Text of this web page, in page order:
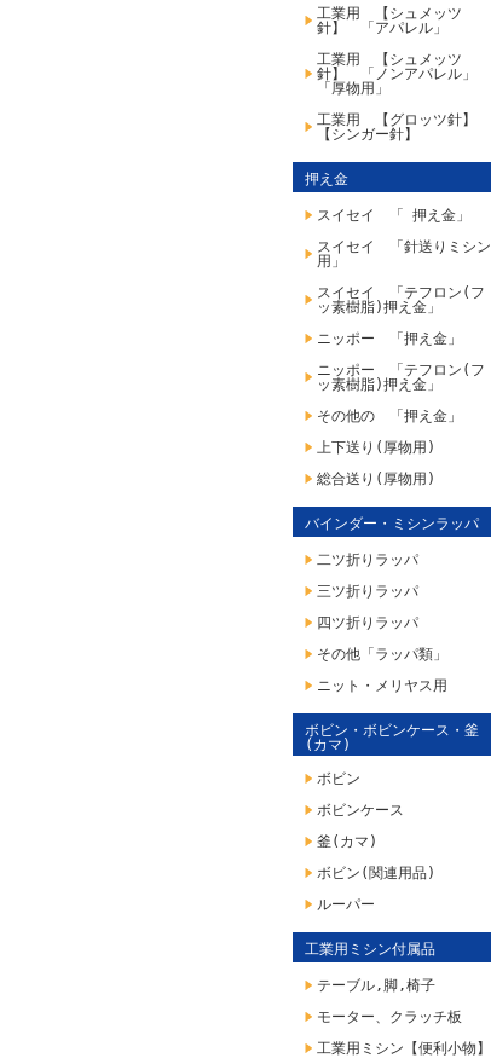
工業用 【シュメッツ
針】 「アパレル」
工業用 【シュメッツ
針】 「ノンアパレル」
「厚物用」
工業用 【グロッツ針】
【シンガー針】
押え金
スイセイ 「 押え金」
スイセイ 「針送りミシン
用」
スイセイ 「テフロン(フ
ッ素樹脂)押え金」
ニッポー 「押え金」
ニッポー 「テフロン(フ
ッ素樹脂)押え金」
その他の 「押え金」
上下送り(厚物用)
総合送り(厚物用)
バインダー・ミシンラッパ
二ツ折りラッパ
三ツ折りラッパ
四ツ折りラッパ
その他「ラッパ類」
ニット・メリヤス用
ボビン・ボビンケース・釜
(カマ)
ボビン
ボビンケース
釜(カマ)
ボビン(関連用品)
ルーパー
工業用ミシン付属品
テーブル,脚,椅子
モーター、クラッチ板
工業用ミシン【便利小物】